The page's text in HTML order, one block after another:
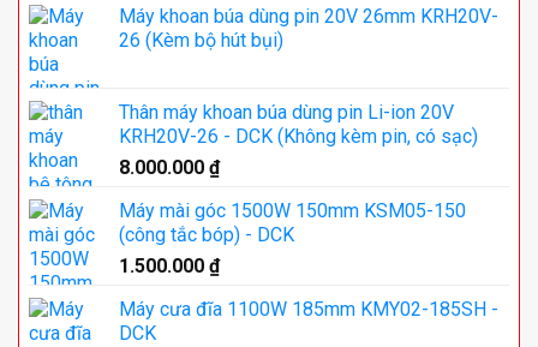
Máy khoan búa dùng pin 20V 26mm KRH20V-
26 (Kèm bộ hút bụi)
Thân máy khoan búa dùng pin Li-ion 20V
KRH20V-26 - DCK (Không kèm pin, có sạc)
8.000.000 ₫
Máy mài góc 1500W 150mm KSM05-150
(công tắc bóp) - DCK
1.500.000 ₫
Máy cưa đĩa 1100W 185mm KMY02-185SH -
DCK